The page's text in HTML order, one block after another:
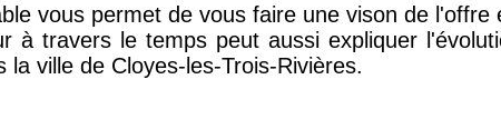
3 018 € 4 284 €
vous permet de vous faire une vison de
à travers le temps peut aussi expliquer
la ville de Cloyes-les-Trois-Rivières.